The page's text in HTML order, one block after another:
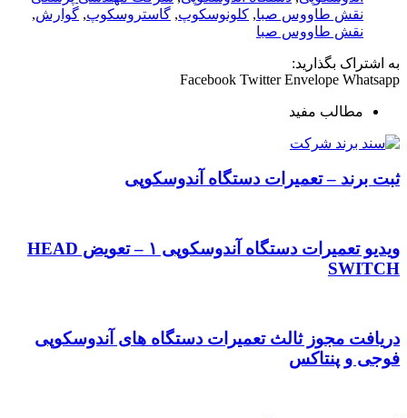
نقش طاووس صبا, کلونوسکوپ, گاستروسکوپ, گوارش,
نقش طاووس صبا
به اشتراک بگذارید:
Facebook Twitter Envelope Whatsapp
مطالب مفید
ثبت برند – تعمیرات دستگاه آندوسکوپی
ویدیو تعمیرات دستگاه آندوسکوپی ۱ – تعویض HEAD
SWITCH
دریافت مجوز ثالث تعمیرات دستگاه های آندوسکوپی
فوجی و پنتاکس